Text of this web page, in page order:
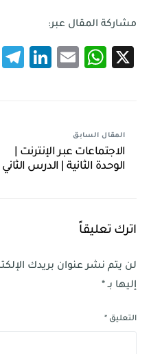
مشاركة المقال عبر:
X
Email
المقال السابق
الاجتماعات عبر الإنترنت |
الوحدة الثانية | الدرس الثاني
اترك تعليقاً
لن يتم نشر عنوان بريدك
إليها بـ*
التعليق*